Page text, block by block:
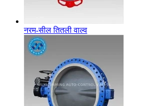
नरम-सील तितली वाल्व